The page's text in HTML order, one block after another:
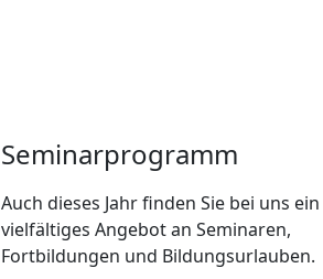
Seminarprogramm
Auch dieses Jahr finden Sie bei uns ein
vielfältiges Angebot an Seminaren,
Fortbildungen und Bildungsurlauben.